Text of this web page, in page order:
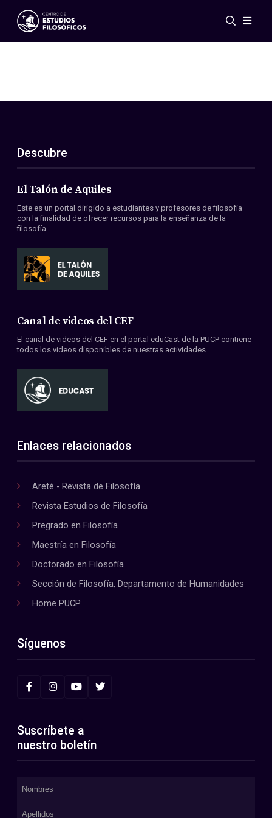
Eventos
ES
EN
Acerca de nosotros
Miembros
Convenios
Descubre
El Talón de Aquiles
Este es un portal dirigido a estudiantes y profesores de filosofía
con la finalidad de ofrecer recursos para la enseñanza de la
filosofía.
Canal de videos del CEF
El canal de videos del CEF en el portal eduCast de la PUCP contiene
todos los videos disponibles de nuestras actividades.
Enlaces relacionados
Areté - Revista de Filosofía
Revista Estudios de Filosofía
Pregrado en Filosofía
Maestría en Filosofía
Doctorado en Filosofía
Sección de Filosofía, Departamento de Humanidades
Home PUCP
Síguenos
Suscríbete a
nuestro boletín